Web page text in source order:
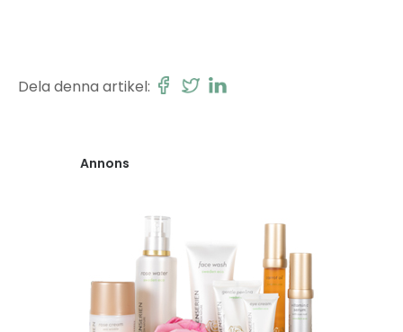
Dela denna artikel:
Annons